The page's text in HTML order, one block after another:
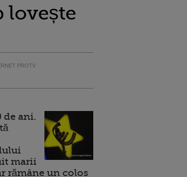
lovește
PROTV
de ani.
marii
rămâne un colos